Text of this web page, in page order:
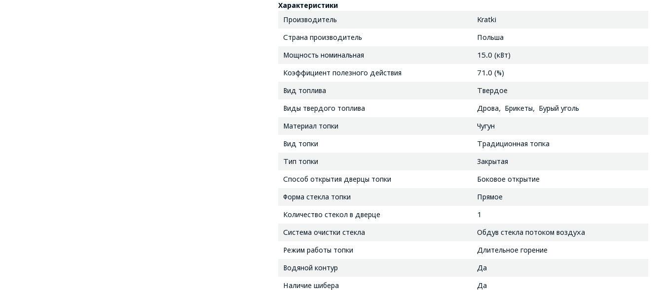
Характеристики
Производитель
Kratki
Страна производитель Польша
Мощность номинальная 15.0 (кВт)
Коэффициент полезного действия 71.0 (%)
Вид топлива Твердое
Виды твердого топлива Дрова, Брикеты, Бурый уголь
Материал топки Чугун
Вид топки Традиционная топка
Тип топки Закрытая
Способ открытия дверцы топки Боковое открытие
Форма стекла топки Прямое
Количество стекол в дверце 1
Система очистки стекла Обдув стекла потоком воздуха
Режим работы топки Длительное горение
Водяной контур Да
Наличие шибера Да